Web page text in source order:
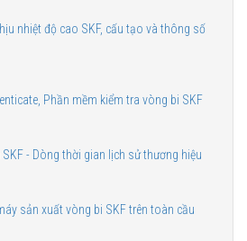
nhiệt độ cao SKF, cấu tạo và thông số
Phần mềm kiểm tra vòng bi SKF
- Dòng thời gian lịch sử thương hiệu
sản xuất vòng bi SKF trên toàn cầu